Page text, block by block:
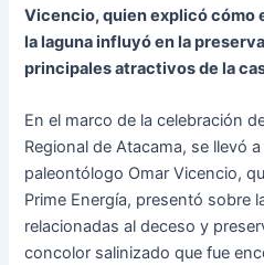
Vicencio, quien explicó cómo
la laguna influyó en la
principales atractivos de la
En el marco de la celebración
Regional de Atacama, se llevó
paleontólogo Omar Vicencio,
Prime Energía, presentó sobre
relacionadas al deceso y
concolor salinizado que fue